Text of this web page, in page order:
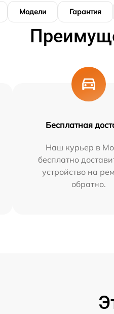
Модели Гарантия
Бесплатная
Наш курьер в
бесплатно
устройство на
обратно.